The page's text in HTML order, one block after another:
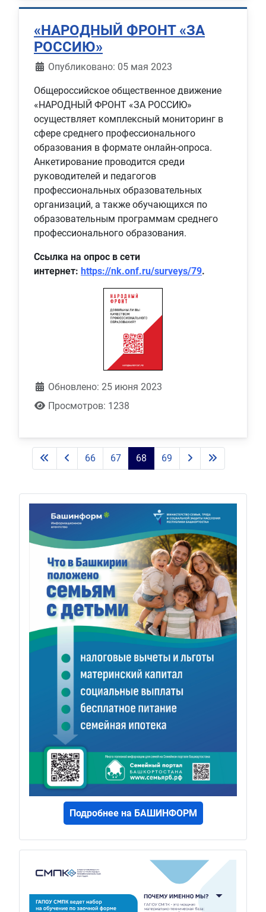
Подробнее на БАШИНФОРМ
«НАРОДНЫЙ ФРОНТ «ЗА
РОССИЮ»
Информация о материале
Опубликовано: 05 мая 2023
Общероссийское общественное движение
«НАРОДНЫЙ ФРОНТ «ЗА РОССИЮ»
осуществляет комплексный мониторинг в
сфере среднего профессионального
образования в формате онлайн-опроса.
Анкетирование проводится среди
руководителей и педагогов
профессиональных образовательных
организаций, а также обучающихся по
образовательным программам среднего
профессионального образования.
Ссылка на опрос в сети
интернет: https://nk.onf.ru/surveys/79.
Обновлено: 25 июня 2023
Просмотров: 1238
66 67 68 69